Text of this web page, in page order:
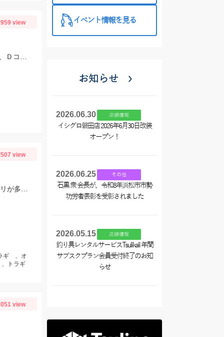
view
view
ギ 、オ
トラギ
view
イベント情報を見る
お知らせ
2026.06.30 店舗情報
イシグロ磐田店 2026年6月30日改装
オープン！
2026.06.25 その他
石黒 衆 会長が、令和8年浜松市市勢
功労者表彰を受彰されました
2026.05.15 店舗情報
釣り具レンタルサービスTsulikali 年間
サブスクプラン会員受付終了のお知
らせ